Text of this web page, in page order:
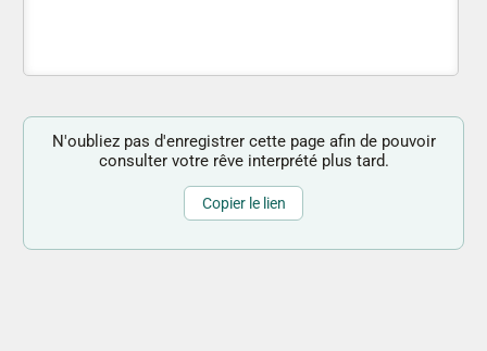
N'oubliez pas d'enregistrer cette page afin de pouvoir
consulter votre rêve interprété plus tard.
Copier le lien